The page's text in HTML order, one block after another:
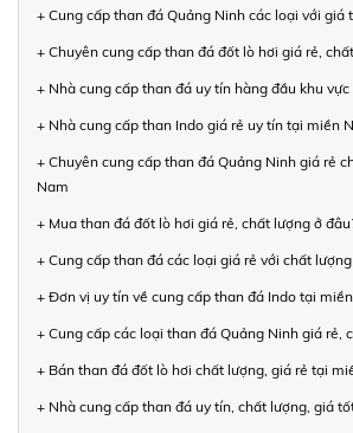
+ Cung cấp than đá Quảng Ninh các loại với giá
+ Chuyên cung cấp than đá đốt lò hơi giá rẻ,
+ Nhà cung cấp than đá uy tín hàng đầu khu vực
+ Nhà cung cấp than Indo giá rẻ uy tín tại miền
+ Chuyên cung cấp than đá Quảng Ninh giá rẻ
Nam
+ Mua than đá đốt lò hơi giá rẻ, chất lượng ở
+ Cung cấp than đá các loại giá rẻ với chất
+ Đơn vị uy tín về cung cấp than đá Indo tại
+ Cung cấp các loại than đá Quảng Ninh giá rẻ,
+ Bán than đá đốt lò hơi chất lượng, giá rẻ tại
+ Nhà cung cấp than đá uy tín, chất lượng, giá